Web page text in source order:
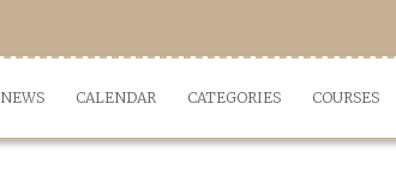
NEWS CALENDAR CATEGORIES COURSES